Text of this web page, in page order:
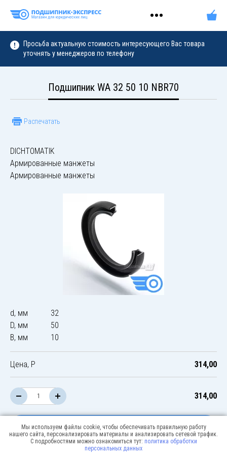
Просьба актуальную стоимость интересующего Вас товара
уточнять у менеджеров по телефону
Подшипник WA 32 50 10 NBR70
Распечатать
DICHTOMATIK
Армированные манжеты
Армированные манжеты
d, мм
32
D, мм
50
B, мм
10
Цена, Р 314,00
314,00
В корзину
Мы используем файлы cookie, чтобы обеспечивать правильную работу
нашего сайта, персонализировать материалы и анализировать сетевой трафик.
С подробностями можно ознакомиться тут: политика обработки
персональных данных